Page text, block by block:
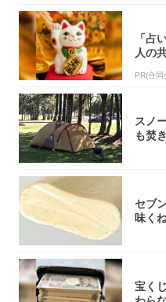
「占
人の
PR(合同
スノ
も焚
セブ
味く
宝く